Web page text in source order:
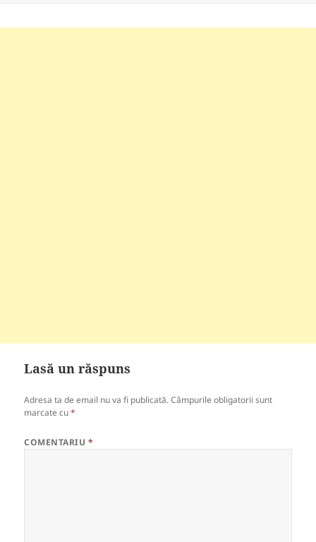
Lasă un răspuns
Adresa ta de email nu va fi publicată. Câmpurile obligatorii sunt
marcate cu*
COMENTARIU *